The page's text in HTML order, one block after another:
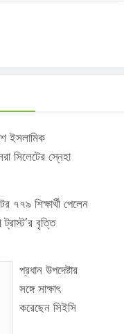
ইসলামিক
সিলেটের স্নেহা
৭৭৯ শিক্ষার্থী পেলেন
বৃত্তি
প্রধান উপদেষ্টার
সঙ্গে সাক্ষাৎ
করেছেন সিইসি